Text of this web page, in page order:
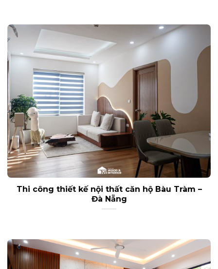
Thi công thiết kế nội thất căn hộ Bàu Tràm –
Đà Nẵng